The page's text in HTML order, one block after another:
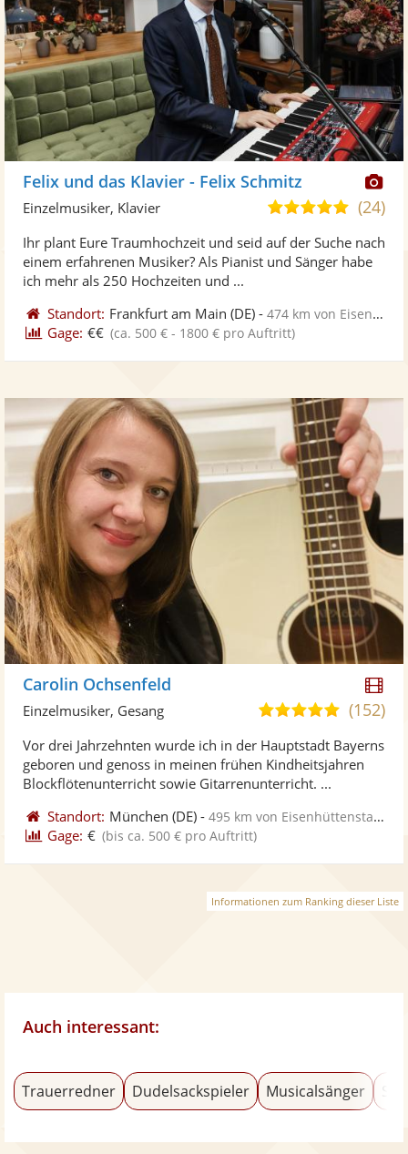
Felix und das Klavier - Felix Schmitz
5,0
5
(24)
Einzelmusiker, Klavier
Ihr plant Eure Traumhochzeit und seid auf der Suche nach
einem erfahrenen Musiker? Als Pianist und Sänger habe
ich mehr als 250 Hochzeiten und ...
Standort: Frankfurt am Main (DE) -474 km von Eisenhüttenstadt
Gage: €€ (ca. 500 € - 1800 € pro Auftritt)
Carolin Ochsenfeld
5,0
5
(152)
Einzelmusiker, Gesang
Vor drei Jahrzehnten wurde ich in der Hauptstadt Bayerns
geboren und genoss in meinen frühen Kindheitsjahren
Blockflötenunterricht sowie Gitarrenunterricht. ...
Standort: München (DE) -495 km von Eisenhüttenstadt
Gage: € (bis ca. 500 € pro Auftritt)
Informationen zum Ranking dieser Liste
Auch interessant:
Trauerredner Dudelsackspieler Musicalsänger